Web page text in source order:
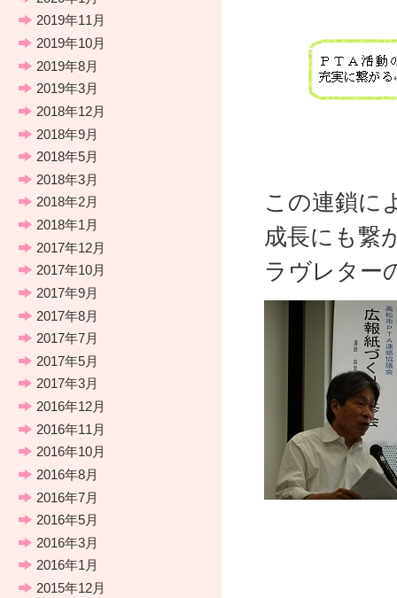
この連鎖に
成長にも繋
ラヴレター
2019年11月
2019年10月
2019年8月
2019年3月
2018年12月
2018年9月
2018年5月
2018年3月
2018年2月
2018年1月
2017年12月
2017年10月
2017年9月
2017年8月
2017年7月
2017年5月
2017年3月
2016年12月
2016年11月
2016年10月
2016年8月
2016年7月
2016年5月
2016年3月
2016年1月
2015年12月